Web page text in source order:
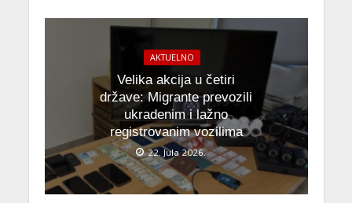
AKTUELNO
Velika akcija u četiri
države: Migrante prevozili
ukradenim i lažno
registrovanim vozilima
22. Jula 2026.